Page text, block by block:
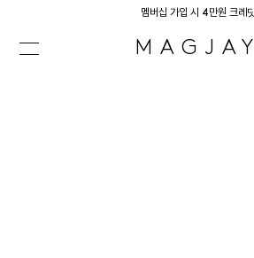
멤버십 가입 시 4만원 크레딧
MAGJAY